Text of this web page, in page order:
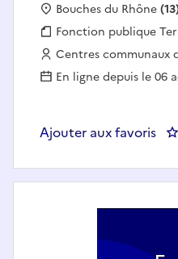
Localisation :
Bouches du Rhône
Fonction publique :
Fonction publique
Employeur :
Centres communaux
En ligne depuis le 06
Ajouter aux favoris :